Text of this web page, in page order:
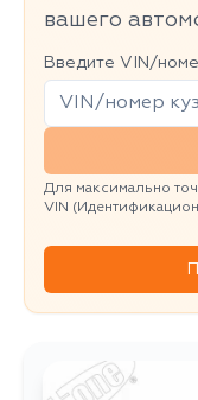
вашего
Введите VIN/
Для максимально
VIN